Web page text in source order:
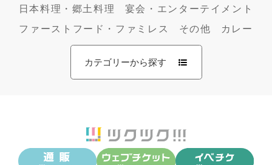
日本料理・郷土料理
宴会・エンターテイメント
ファーストフード・ファミレス
その他 カレー
カテゴリーから探す